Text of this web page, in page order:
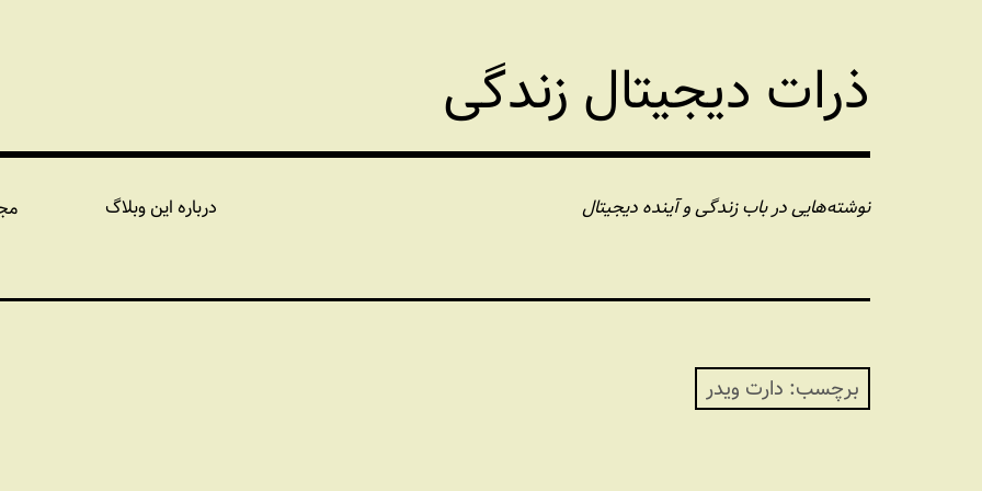
ذرات دیجیتال زندگی
نوشته‌هایی در باب زندگی و آینده دیجیتال درباره این وبلاگ
برچسب: دارت ویدر